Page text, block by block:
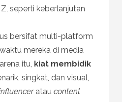
seperti keberlanjutan
bersifat multi-platform
mereka di media
itu, kiat membidik
singkat, dan visual,
atau content